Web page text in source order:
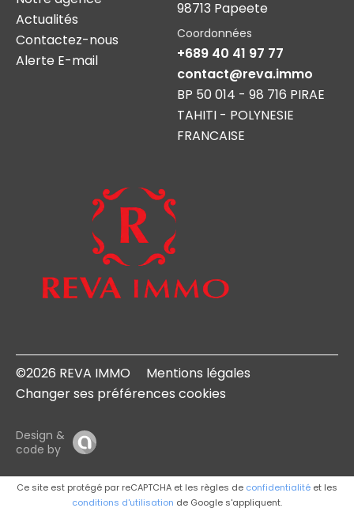
Actualités
Contactez-nous
Alerte E-mail
98713 Papeete
Coordonnées
+689 40 41 97 77
contact@reva.immo
BP 50 014 - 98 716 PIRAE
TAHITI - POLYNESIE
FRANCAISE
©2026 REVA IMMO
Mentions légales
Changer ses préférences cookies
Design &
code by
Ce site est protégé par reCAPTCHA et les règles de confidentialité et les
conditions d'utilisation de Google s'appliquent.